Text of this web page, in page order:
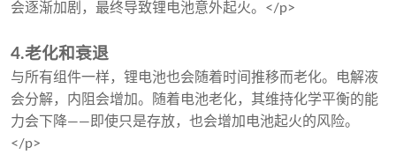
会逐渐加剧，最终导致锂电池意外起火。</p>
4.老化和衰退
与所有组件一样，锂电池也会随着时间推移而老化。电解液
会分解，内阻会增加。随着电池老化，其维持化学平衡的能
力会下降——即使只是存放，也会增加电池起火的风险。
</p>